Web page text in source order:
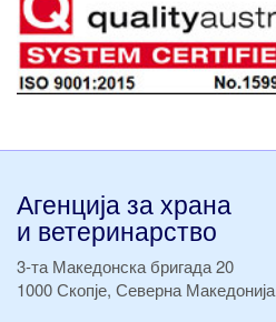
Агенција за храна
и ветеринарство
3-та Македонска бригада 20
1000 Скопје, Северна Македонија